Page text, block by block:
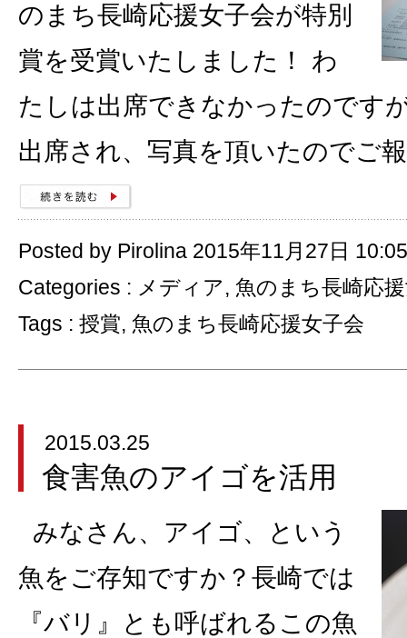
のまち長崎応援女子会が特別
賞を受賞いたしました！ わ
たしは出席できなかったのです
出席され、写真を頂いたのでご
Posted by Pirolina 2015年11月27日 10:05
Categories : メディア, 魚のまち長崎応
Tags : 授賞, 魚のまち長崎応援女子会
2015.03.25
食害魚のアイゴを活用
みなさん、アイゴ、という
魚をご存知ですか？長崎では
『バリ』とも呼ばれるこの魚